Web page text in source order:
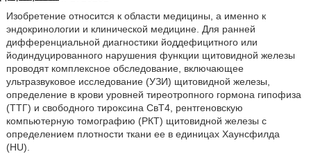
Изобретение относится к области медицины, а именно к
эндокринологии и клинической медицине. Для ранней
дифференциальной диагностики йоддефицитного или
йодиндуцированного нарушения функции щитовидной железы
проводят комплексное обследование, включающее
ультразвуковое исследование (УЗИ) щитовидной железы,
определение в крови уровней тиреотропного гормона гипофиза
(ТТГ) и свободного тироксина СвТ4, рентгеновскую
компьютерную томографию (РКТ) щитовидной железы с
определением плотности ткани ее в единицах Хаунсфилда
(HU).